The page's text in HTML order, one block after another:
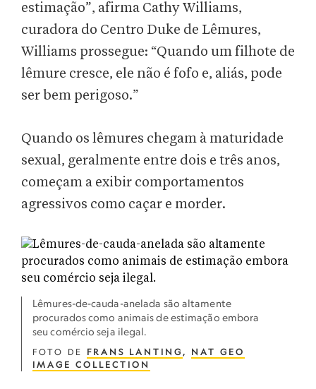
estimação”, afirma Cathy Williams,
curadora do Centro Duke de Lêmures,
Williams prossegue: “Quando um filhote de
lêmure cresce, ele não é fofo e, aliás, pode
ser bem perigoso.”
Quando os lêmures chegam à maturidade
sexual, geralmente entre dois e três anos,
começam a exibir comportamentos
agressivos como caçar e morder.
Lêmures-de-cauda-anelada são altamente
procurados como animais de estimação embora
seu comércio seja ilegal.
FOTO DE FRANS LANTING , NAT GEO
IMAGE COLLECTION